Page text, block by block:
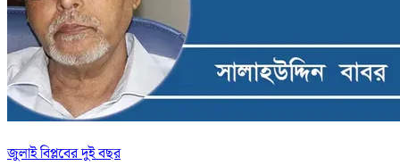
জুলাই বিপ্লবের দুই বছর